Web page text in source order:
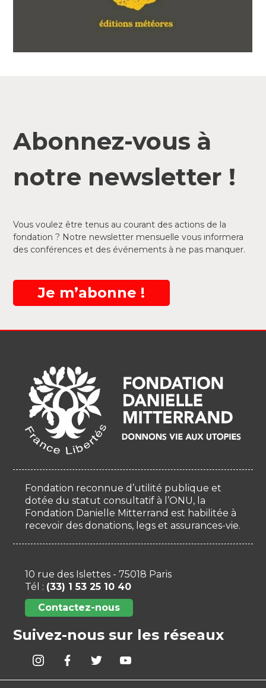
Abonnez-vous à
notre newsletter !
Vous voulez être tenus au courant des actions de la
fondation ? Notre newsletter mensuelle vous informera
des conférences et des événements à ne pas manquer.
Je m’abonne !
Fondation reconnue d’utilité publique et
dotée du statut consultatif à l’ONU, la
Fondation Danielle Mitterrand est habilitée à
recevoir des donations, legs et assurances-vie.
10 rue des Islettes - 75018 Paris
Tél : (33) 1 53 25 10 40
Contactez-nous
Suivez-nous sur les réseaux